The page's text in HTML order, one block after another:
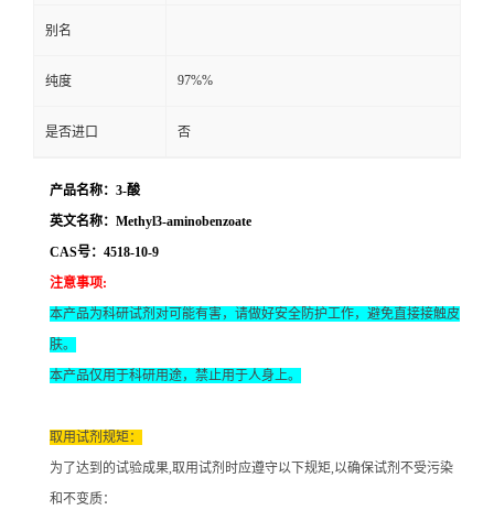
别名
纯度 97%%
是否进口 否
产品名称：3-酸
英文名称：Methyl3-aminobenzoate
CAS号：4518-10-9
注意事项:
本产品为科研试剂对可能有害，请做好安全防护工作，避免直接接触皮
肤。
本产品仅用于科研用途，禁止用于人身上。
取用试剂规矩：
为了达到的试验成果,取用试剂时应遵守以下规矩,以确保试剂不受污染
和不变质：